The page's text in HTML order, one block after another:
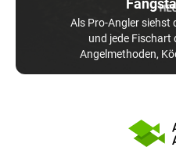
Als Pro-Angler siehst
und jede Fischart
Angelmethoden,